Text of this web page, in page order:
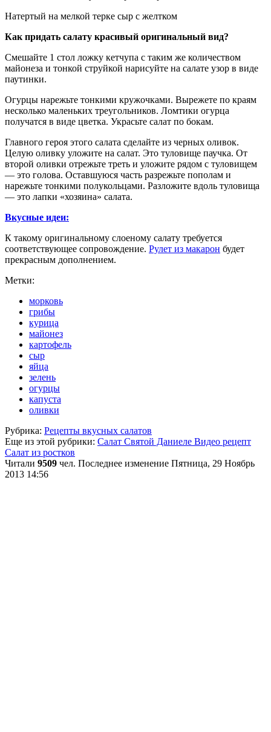
Натертый на мелкой терке сыр с желтком
Как придать салату красивый оригинальный вид?
Смешайте 1 стол ложку кетчупа с таким же количеством
майонеза и тонкой струйкой нарисуйте на салате узор в виде
паутинки.
Огурцы нарежьте тонкими кружочками. Вырежете по краям
несколько маленьких треугольников. Ломтики огурца
получатся в виде цветка. Украсьте салат по бокам.
Главного героя этого салата сделайте из черных оливок.
Целую оливку уложите на салат. Это туловище паучка. От
второй оливки отрежьте треть и уложите рядом с туловищем
— это голова. Оставшуюся часть разрежьте пополам и
нарежьте тонкими полукольцами. Разложите вдоль туловища
— это лапки «хозяина» салата.
Вкусные идеи:
К такому оригинальному слоеному салату требуется
соответствующее сопровождение. Рулет из макарон будет
прекрасным дополнением.
Метки:
морковь
грибы
курица
майонез
картофель
сыр
яйца
зелень
огурцы
капуста
оливки
Рубрика: Рецепты вкусных салатов
Еще из этой рубрики: Салат Святой Даниеле Видео рецепт
Салат из ростков
Читали 9509 чел. Последнее изменение Пятница, 29 Ноябрь
2013 14:56